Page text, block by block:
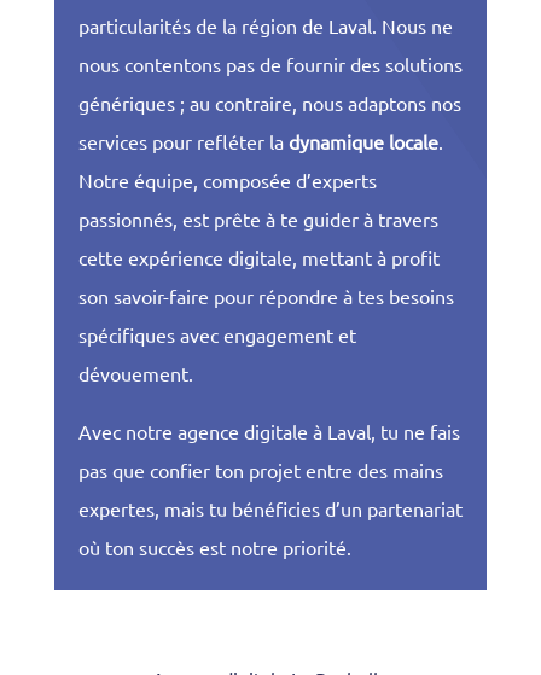
particularités de la région de Laval. Nous ne
nous contentons pas de fournir des solutions
génériques ; au contraire, nous adaptons nos
services pour refléter la dynamique locale.
Notre équipe, composée d’experts
passionnés, est prête à te guider à travers
cette expérience digitale, mettant à profit
son savoir-faire pour répondre à tes besoins
spécifiques avec engagement et
dévouement.
Avec notre agence digitale à Laval, tu ne fais
pas que confier ton projet entre des mains
expertes, mais tu bénéficies d’un partenariat
où ton succès est notre priorité.